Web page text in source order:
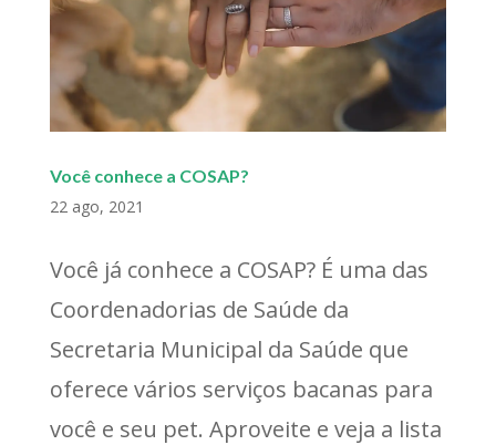
Você conhece a COSAP?
22 ago, 2021
Você já conhece a COSAP? É uma das
Coordenadorias de Saúde da
Secretaria Municipal da Saúde que
oferece vários serviços bacanas para
você e seu pet. Aproveite e veja a lista